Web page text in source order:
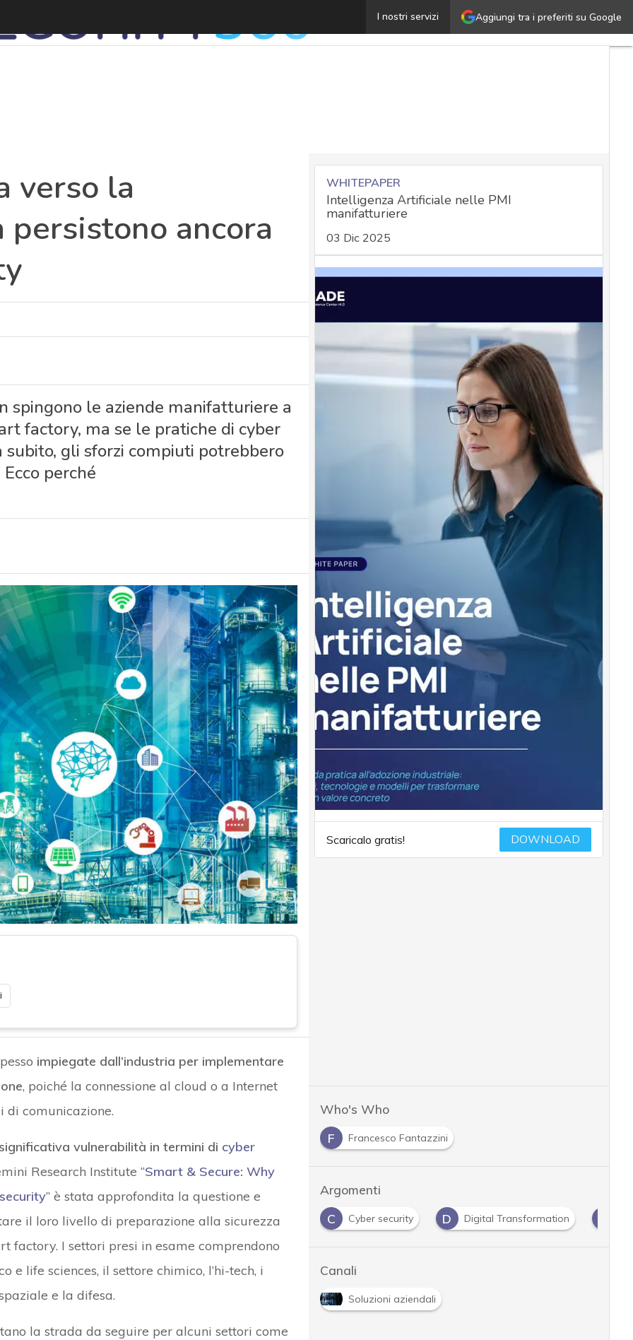
Aggiungi tra i preferiti su Google
I nostri servizi
Smart factory: la via verso la digitalizzazione, ma
verso la
ancora
le aziende manifatturiere a
factory, ma se le pratiche di cyber
gli sforzi compiuti potrebbero
perché
impiegate dall’industria per implementare
, poiché la connessione al cloud o a Internet
di comunicazione.
vulnerabilità in termini di cyber
Research Institute “Smart & Secure: Why
” è stata approfondita la questione e
il loro livello di preparazione alla sicurezza
I settori presi in esame comprendono
e life sciences, il settore chimico, l’hi-tech, i
e la difesa.
la strada da seguire per alcuni settori come
WHITEPAPER
Intelligenza Artificiale nelle PMI
manifatturiere
03 Dic 2025
Scaricalo gratis! DOWNLOAD
Who's Who
F
Francesco Fantazzini
Argomenti
C
Cloud C Cyber security D Digital Transformation
Canali
Soluzioni aziendali